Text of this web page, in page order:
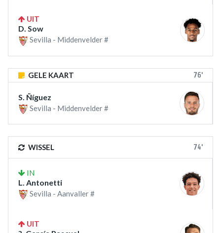
UIT
D. Sow
Sevilla - Middenvelder #
GELE KAART 76'
S. Ñíguez
Sevilla - Middenvelder #
WISSEL 74'
IN
L. Antonetti
Sevilla - Aanvaller #
UIT